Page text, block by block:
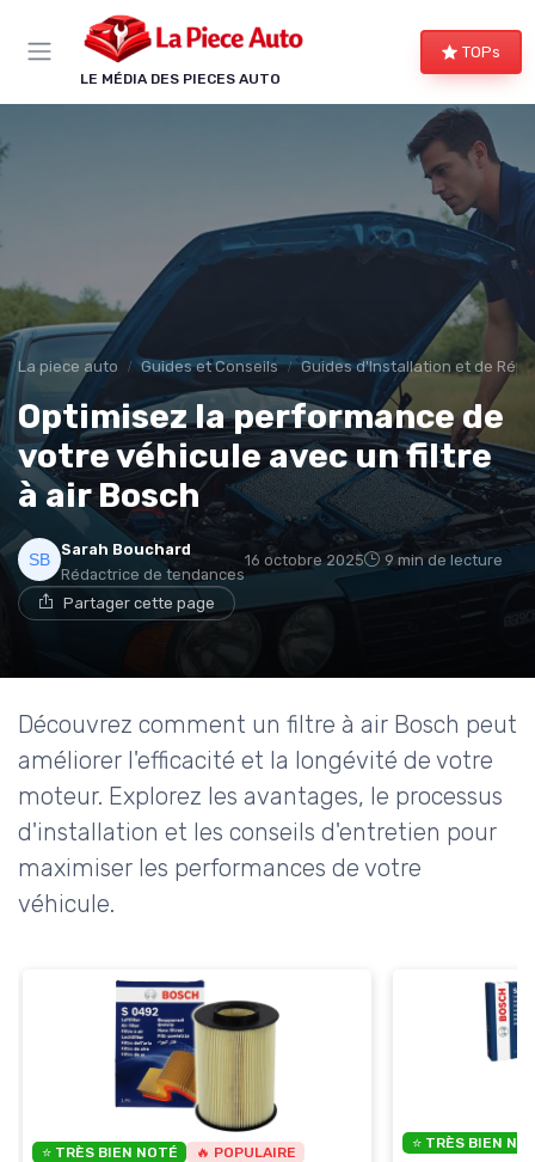
LE MÉDIA DES PIECES AUTO
TOPs
La piece auto Guides et Conseils Guides d'Installation et de
Optimisez la performance de
votre véhicule avec un filtre
à air Bosch
Sarah Bouchard
Rédactrice de tendances
16 octobre 2025 9 min de lecture
Partager cette page
Découvrez comment un filtre à air Bosch peut
améliorer l'efficacité et la longévité de votre
moteur. Explorez les avantages, le processus
d'installation et les conseils d'entretien pour
maximiser les performances de votre
véhicule.
⭐ TRÈS BIEN NOTÉ 🔥 POPULAIRE
⭐ TRÈS BIEN
Panneau de gestion des cookies